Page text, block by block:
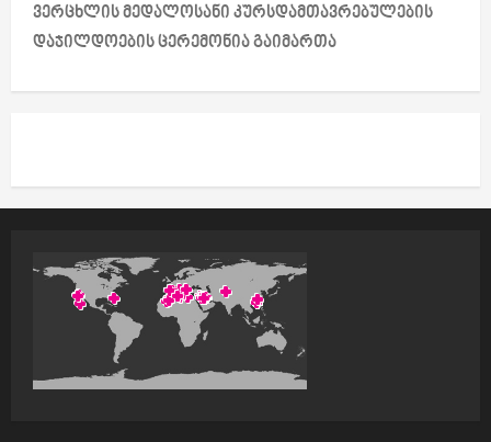
v
t
i
ვერცხლის მედალოსანი კურსდამთავრებულების
დაჯილდოების ცერემონია გაიმართა